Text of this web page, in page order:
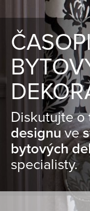
Diskutujte o
designuve
bytových
specialisty.